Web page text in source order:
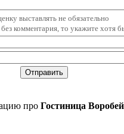
выставлять не обязательно
без комментария, то укажите хотя
про Гостиница